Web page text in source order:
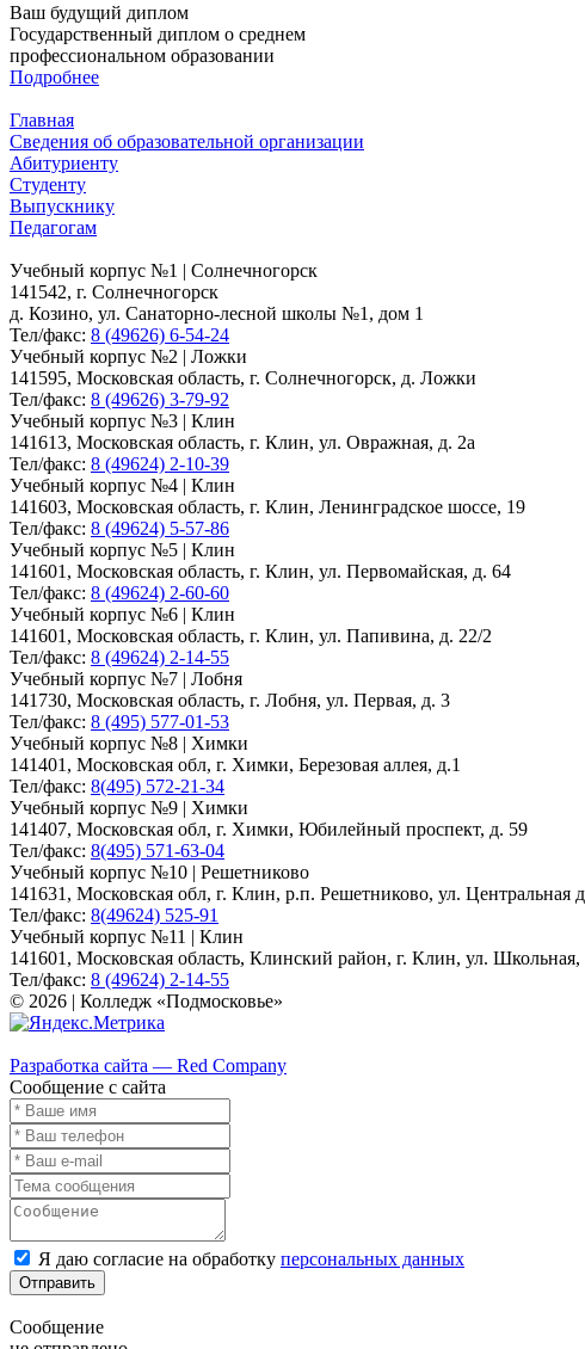
Ваш будущий диплом
Государственный диплом о среднем
профессиональном образовании
Подробнее
Главная
Сведения об образовательной организации
Абитуриенту
Студенту
Выпускнику
Педагогам
Учебный корпус №1 | Солнечногорск
141542, г. Солнечногорск
д. Козино, ул. Санаторно-лесной школы №1, дом 1
Тел/факс: 8 (49626) 6-54-24
Учебный корпус №2 | Ложки
141595, Московская область, г. Солнечногорск, д. Ложки
Тел/факс: 8 (49626) 3-79-92
Учебный корпус №3 | Клин
141613, Московская область, г. Клин, ул. Овражная, д. 2а
Тел/факс: 8 (49624) 2-10-39
Учебный корпус №4 | Клин
141603, Московская область, г. Клин, Ленинградское шоссе, 19
Тел/факс: 8 (49624) 5-57-86
Учебный корпус №5 | Клин
141601, Московская область, г. Клин, ул. Первомайская, д. 64
Тел/факс: 8 (49624) 2-60-60
Учебный корпус №6 | Клин
141601, Московская область, г. Клин, ул. Папивина, д. 22/2
Тел/факс: 8 (49624) 2-14-55
Учебный корпус №7 | Лобня
141730, Московская область, г. Лобня, ул. Первая, д. 3
Тел/факс: 8 (495) 577-01-53
Учебный корпус №8 | Химки
141401, Московская обл, г. Химки, Березовая аллея, д.1
Тел/факс: 8(495) 572-21-34
Учебный корпус №9 | Химки
141407, Московская обл, г. Химки, Юбилейный проспект, д. 59
Тел/факс: 8(495) 571-63-04
Учебный корпус №10 | Решетниково
141631, Московская обл, г. Клин, р.п. Решетниково, ул. Центральная
Тел/факс: 8(49624) 525-91
Учебный корпус №11 | Клин
141601, Московская область, Клинский район, г. Клин, ул. Школьная,
Тел/факс: 8 (49624) 2-14-55
© 2026 | Колледж «Подмосковье»
Разработка сайта — Red Company
Сообщение с сайта
Я даю согласие на обработку персональных данных
Отправить
Сообщение